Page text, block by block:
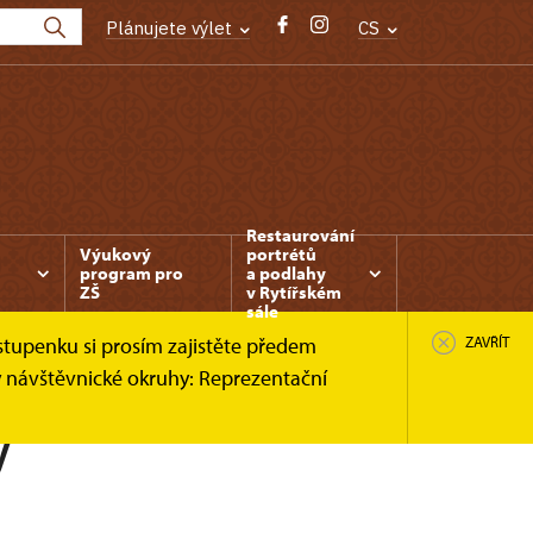
Plánujete výlet CS
Výukový
program pro
ZŠ
Restaurování
portrétů
a podlahy
v Rytířském
sále
si prosím zajistěte předem
okruhy: Reprezentační
ZAVŘÍT